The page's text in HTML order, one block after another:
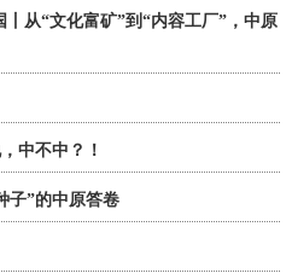
从“文化富矿”到“内容工厂”，中原
中不中？！
子”的中原答卷